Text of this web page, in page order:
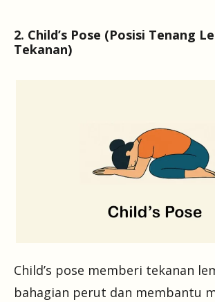
2. Child’s Pose (Posisi Tenang
Tekanan)
Child’s pose memberi tekanan
bahagian perut dan membantu